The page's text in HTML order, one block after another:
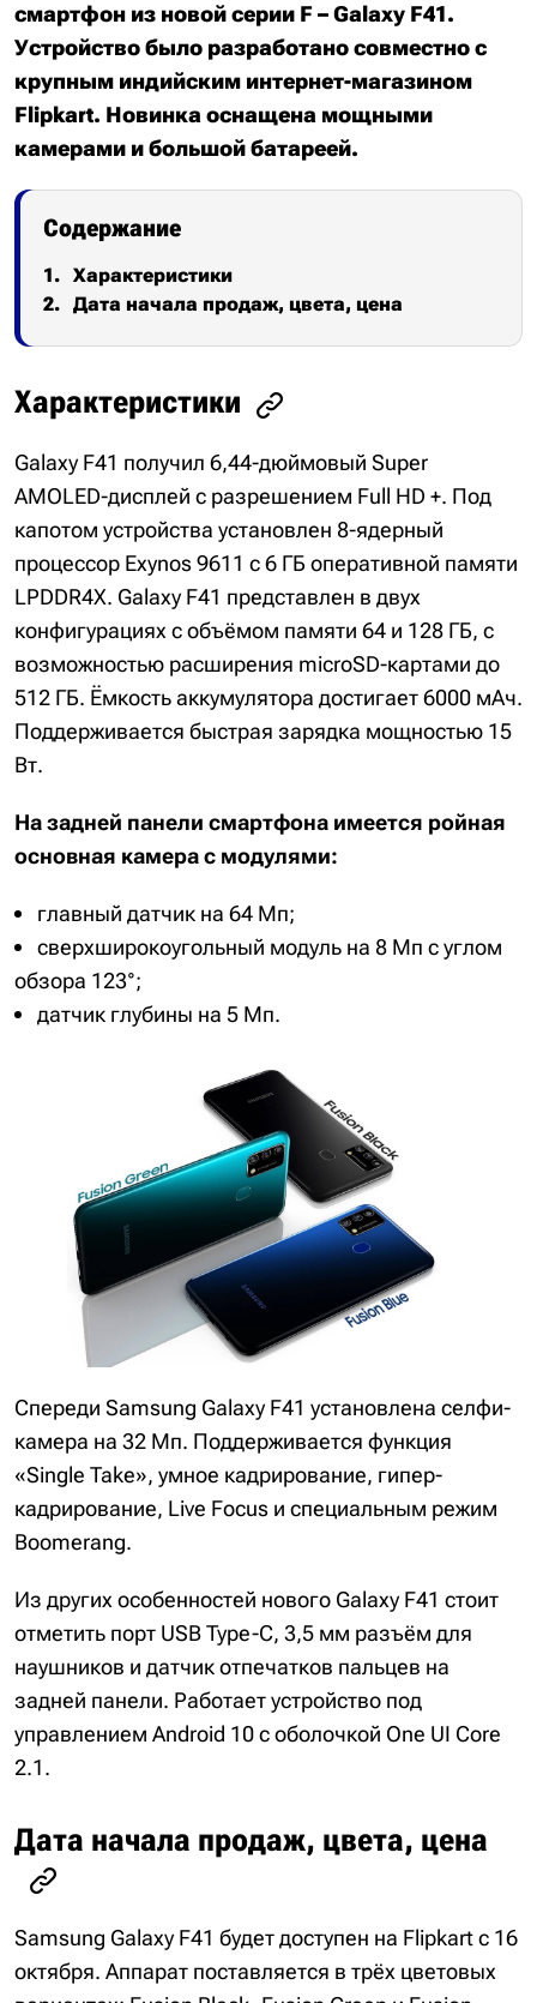
смартфон из новой серии F – Galaxy F41.
Устройство было разработано совместно с
крупным индийским интернет-магазином
Flipkart. Новинка оснащена мощными
камерами и большой батареей.
Содержание
Характеристики
Дата начала продаж, цвета, цена
Характеристики
Galaxy F41 получил 6,44-дюймовый Super
AMOLED-дисплей с разрешением Full HD +. Под
капотом устройства установлен 8-ядерный
процессор Exynos 9611 с 6 ГБ оперативной памяти
LPDDR4X. Galaxy F41 представлен в двух
конфигурациях с объёмом памяти 64 и 128 ГБ, с
возможностью расширения microSD-картами до
512 ГБ. Ёмкость аккумулятора достигает 6000 мАч.
Поддерживается быстрая зарядка мощностью 15
Вт.
На задней панели смартфона имеется ройная
основная камера с модулями:
главный датчик на 64 Мп;
сверхширокоугольный модуль на 8 Мп с углом
обзора 123°;
датчик глубины на 5 Мп.
Спереди Samsung Galaxy F41 установлена селфи-
камера на 32 Мп. Поддерживается функция
«Single Take», умное кадрирование, гипер-
кадрирование, Live Focus и специальным режим
Boomerang.
Из других особенностей нового Galaxy F41 стоит
отметить порт USB Type-C, 3,5 мм разъём для
наушников и датчик отпечатков пальцев на
задней панели. Работает устройство под
управлением Android 10 с оболочкой One UI Core
2.1.
Дата начала продаж, цвета, цена
Samsung Galaxy F41 будет доступен на Flipkart с 16
октября. Аппарат поставляется в трёх цветовых